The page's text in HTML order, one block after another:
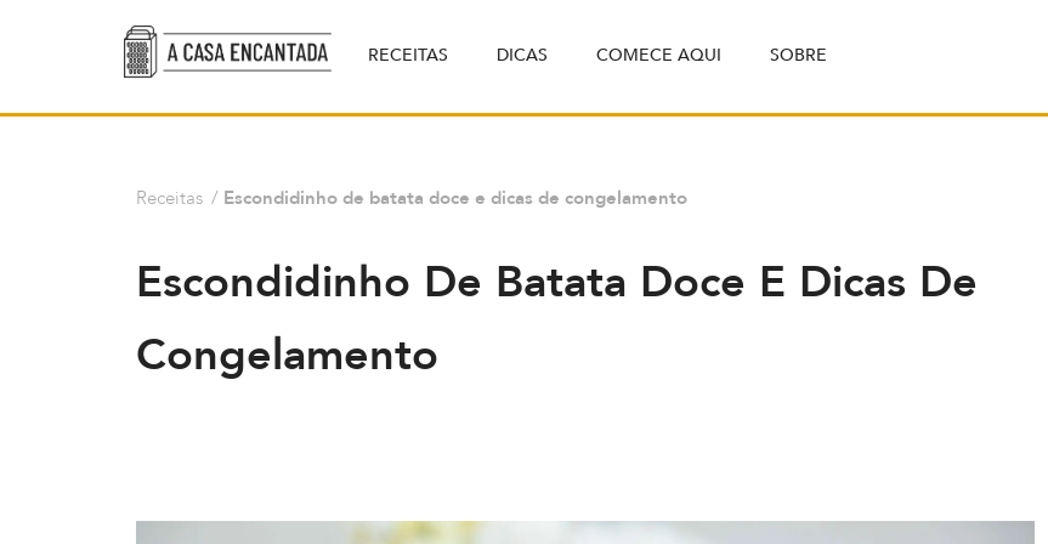
RECEITAS DICAS COMECE AQUI SOBRE
Receitas / Escondidinho de batata doce e dicas de congelamento
Escondidinho De Batata Doce E Dicas De
Congelamento